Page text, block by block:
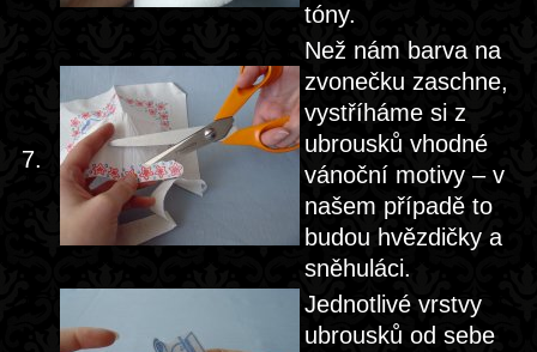
tóny.
7.
Než nám barva na
zvonečku zaschne,
vystříháme si z
ubrousků vhodné
vánoční motivy – v
našem případě to
budou hvězdičky a
sněhuláci.
Jednotlivé vrstvy
ubrousků od sebe